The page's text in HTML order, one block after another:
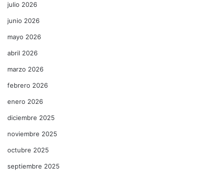
julio 2026
junio 2026
mayo 2026
abril 2026
marzo 2026
febrero 2026
enero 2026
diciembre 2025
noviembre 2025
octubre 2025
septiembre 2025